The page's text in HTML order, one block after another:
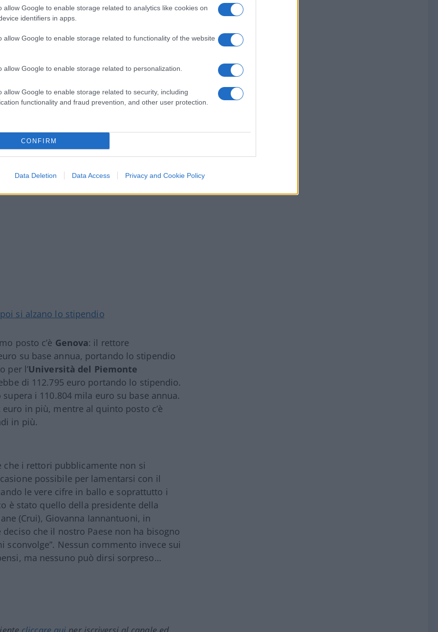
allow Google to enable storage related to analytics like cookies on
identifiers in apps.
allow Google to enable storage related to functionality of the website
allow Google to enable storage related to personalization.
allow Google to enable storage related to security, including
functionality and fraud prevention, and other user protection.
CONFIRM
Data Deletion Data Access Privacy and Cookie Policy
Ii”
Di Pisa
si alzano lo stipendio
posto c’è Genova: il rettore
su base annua, portando lo stipendio
per l’Università del Piemonte
di 112.795 euro portando lo stipendio.
i 110.804 mila euro su base annua.
euro in più, mentre al quinto posto c’è
in più.
che i rettori pubblicamente non si
possibile per lamentarsi con il
le vere cifre in ballo e soprattutto i
è stato quello della presidente della
(Crui), Giovanna Iannantuoni, in
che il nostro Paese non ha bisogno
sconvolge”. Nessun commento invece sui
ma nessuno può dirsi sorpreso…